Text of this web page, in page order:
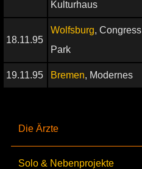
Die Ärzte
Solo & Nebenprojekte
Kulturhaus
18.11.95
Wolfsburg, Congress
Park
19.11.95 Bremen, Modernes